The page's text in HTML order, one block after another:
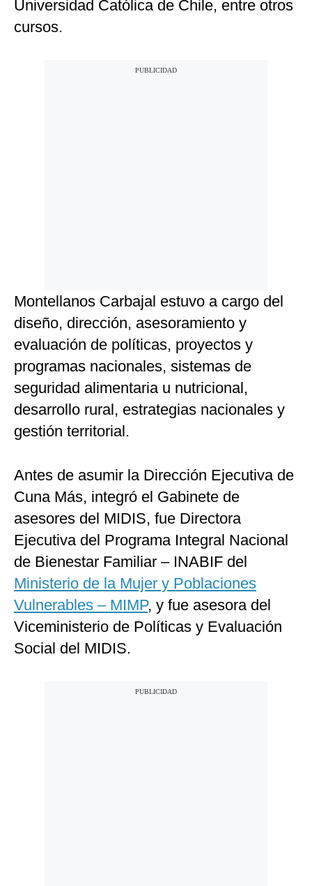
Universidad Católica de Chile, entre otros
cursos.
Montellanos Carbajal estuvo a cargo del
diseño, dirección, asesoramiento y
evaluación de políticas, proyectos y
programas nacionales, sistemas de
seguridad alimentaria u nutricional,
desarrollo rural, estrategias nacionales y
gestión territorial.
Antes de asumir la Dirección Ejecutiva de
Cuna Más, integró el Gabinete de
asesores del MIDIS, fue Directora
Ejecutiva del Programa Integral Nacional
de Bienestar Familiar – INABIF del
Ministerio de la Mujer y Poblaciones
Vulnerables – MIMP, y fue asesora del
Viceministerio de Políticas y Evaluación
Social del MIDIS.